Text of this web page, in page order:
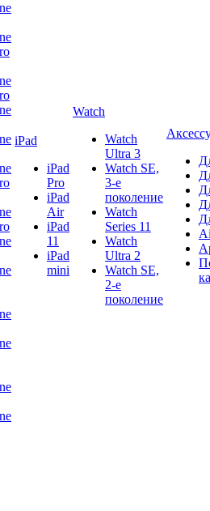
iPad
iPad
Pro
iPad
Air
iPad
11
iPad
mini
Watch
Watch
Ultra 3
Watch SE,
3-е
поколение
Watch
Series 11
Watch
Ultra 2
Watch SE,
2-е
поколение